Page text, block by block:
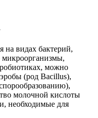
на видах бактерий,
микроорганизмы,
можно
(род Bacillus),
молочной кислоты
необходимые для